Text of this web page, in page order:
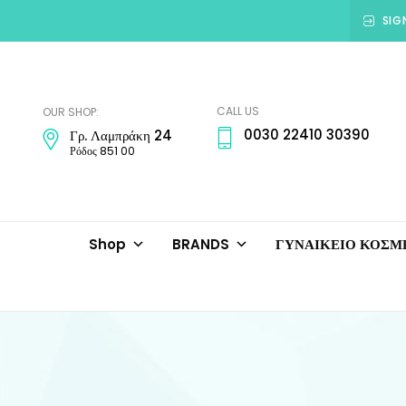
OUR SHOP:
Γρ. Λαμπράκη 24
Ρόδος 851 00
CALL US
0030 22410 30390
Shop BRANDS ΓΥΝΑΙΚΕΙΟ